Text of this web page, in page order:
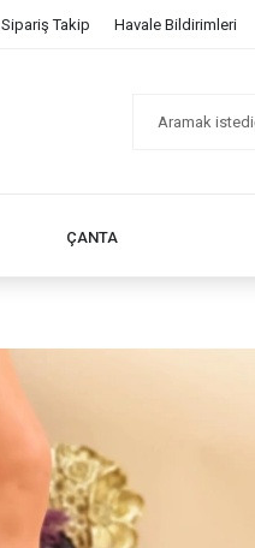
Sipariş Takip Havale Bildirimleri
ÇANTA